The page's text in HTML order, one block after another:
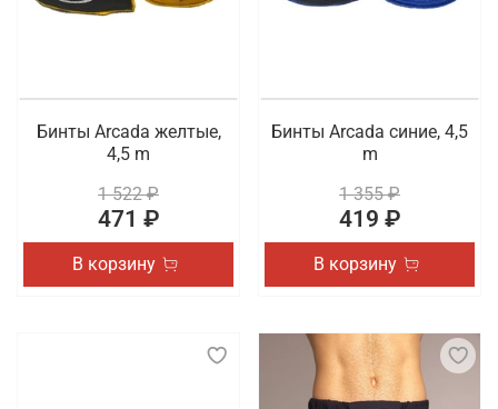
Бинты Arcada желтые,
4,5 m
1 522 ₽
471 ₽
В корзину
Бинты Arcada синие, 4,5
m
1 355 ₽
419 ₽
В корзину